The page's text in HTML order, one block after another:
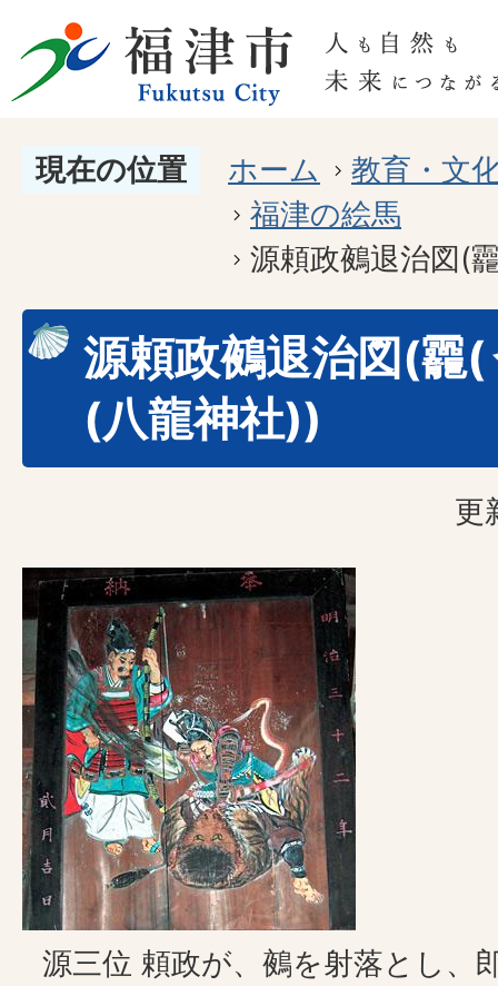
現在の位置 ホーム
教育・文
福津の絵馬
源頼政鵺退治図(
源頼政鵺退治図(龗
(八龍神社))
更
源三位 頼政が、鵺を射落とし、